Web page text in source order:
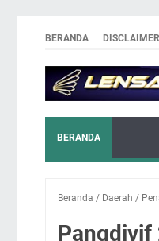
BERANDA DISCLAIMER
BERANDA
Beranda / Daerah /
Pangdivif